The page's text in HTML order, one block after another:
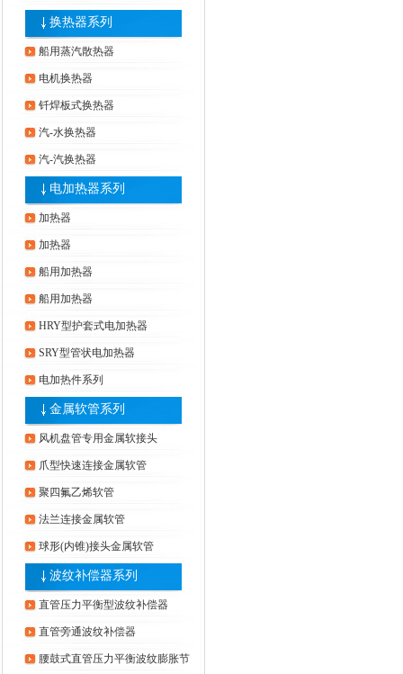
换热器系列
船用蒸汽散热器
电机换热器
钎焊板式换热器
汽-水换热器
汽-汽换热器
电加热器系列
加热器
加热器
船用加热器
船用加热器
HRY型护套式电加热器
SRY型管状电加热器
电加热件系列
金属软管系列
风机盘管专用金属软接头
爪型快速连接金属软管
聚四氟乙烯软管
法兰连接金属软管
球形(内锥)接头金属软管
波纹补偿器系列
直管压力平衡型波纹补偿器
直管旁通波纹补偿器
腰鼓式直管压力平衡波纹膨胀节